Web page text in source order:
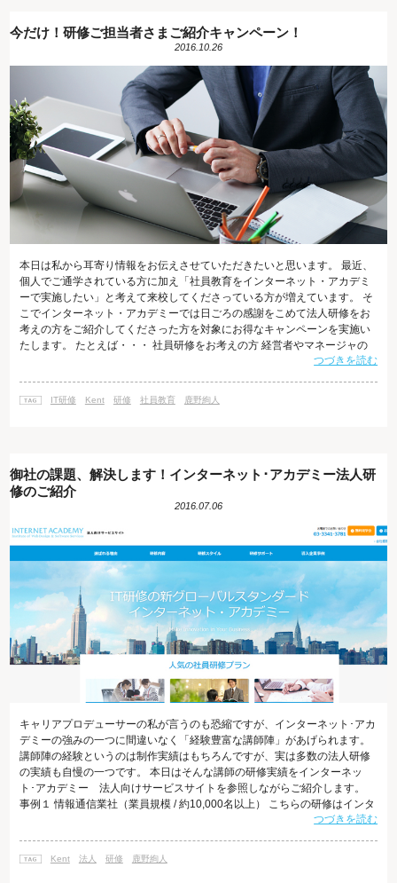
今だけ！研修ご担当者さまご紹介キャンペーン！
2016.10.26
本日は私から耳寄り情報をお伝えさせていただきたいと思います。 最近、
個人でご通学されている方に加え「社員教育をインターネット・アカデミ
ーで実施したい」と考えて来校してくださっている方が増えています。 そ
こでインターネット・アカデミーでは日ごろの感謝をこめて法人研修をお
考えの方をご紹介してくださった方を対象にお得なキャンペーンを実施い
たします。 たとえば・・・ 社員研修をお考えの方 経営者やマネージャの
方 人事、総務のお仕事をされている方 制作やWebサイト管理の部署の上長
に上記に該当する方をご紹介いただいた方には何とAdobeソフト（Adobe
つづきを読む
IT研修 Kent 研修 社員教育 鹿野絢人
御社の課題、解決します！インターネット･アカデミー法人研
修のご紹介
2016.07.06
キャリアプロデューサーの私が言うのも恐縮ですが、インターネット･アカ
デミーの強みの一つに間違いなく「経験豊富な講師陣」があげられます。
講師陣の経験というのは制作実績はもちろんですが、実は多数の法人研修
の実績も自慢の一つです。 本日はそんな講師の研修実績をインターネッ
ト･アカデミー 法人向けサービスサイトを参照しながらご紹介します。
事例１ 情報通信業社（業員規模 / 約10,000名以上） こちらの研修はインタ
ーネット･アカデミーの日本校の講師とインドバンガロール校の先生がタッ
こちらの社内研修は教科書も講師の話す言葉も"すべて英語"で行いました。
つづきを読む
Kent 法人 研修 鹿野絢人